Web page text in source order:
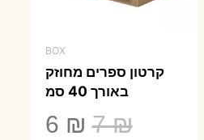
BOX
קרטון ספרים מחוזק
באורך 40 סמ
7₪
המחיר
6 ₪